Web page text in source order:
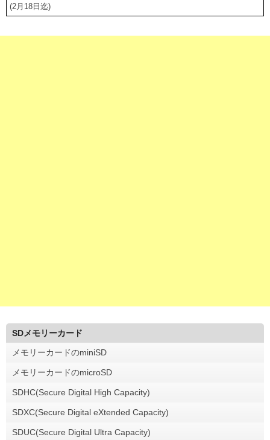
(2月18日迄)
SDメモリーカード
メモリーカードのminiSD
メモリーカードのmicroSD
SDHC(Secure Digital High Capacity)
SDXC(Secure Digital eXtended Capacity)
SDUC(Secure Digital Ultra Capacity)